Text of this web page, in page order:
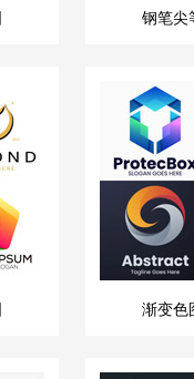
钢笔尖
渐变色